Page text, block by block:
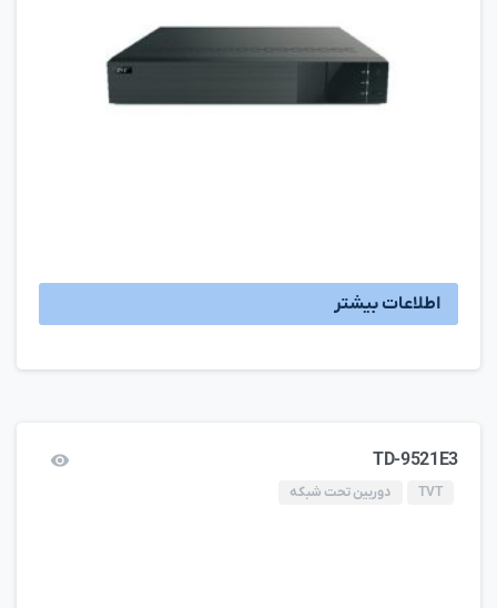
اطلاعات بیشتر
TD-9521E3
TVT دوربین تحت شبکه